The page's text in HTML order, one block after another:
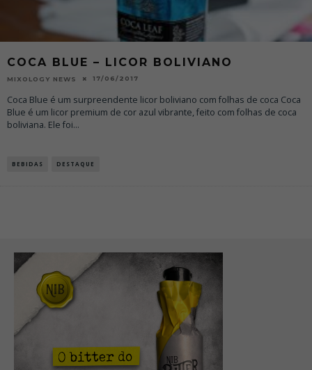
COCA BLUE – LICOR BOLIVIANO
MIXOLOGY NEWS 17/06/2017
Coca Blue é um surpreendente licor boliviano com folhas de coca Coca
Blue é um licor premium de cor azul vibrante, feito com folhas de coca
boliviana. Ele foi...
BEBIDAS DESTAQUE